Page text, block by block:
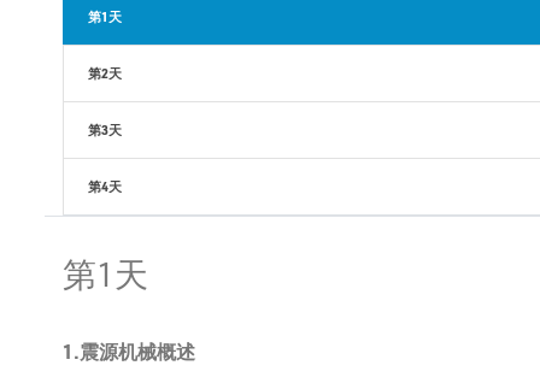
第1天
第2天
第3天
第4天
第1天
1.震源机械概述